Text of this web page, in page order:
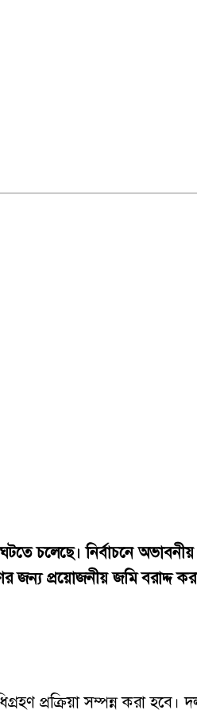
চলেছে। নির্বাচনে
জন্য প্রয়োজনীয় জমি বরাদ্দ
প্রক্রিয়া সম্পন্ন করা হবে।